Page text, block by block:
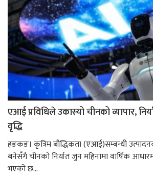
एआई प्रविधिले उकास्यो चीनको व्यापार,
वृद्धि
हङकङ। कृत्रिम बौद्धिकता (एआई)सम्बन्धी
बनेसँगै चीनको निर्यात जुन महिनामा वार्षिक
भएको छ...